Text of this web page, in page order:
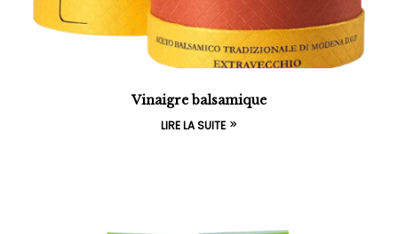
Vinaigre balsamique
LIRE LA SUITE